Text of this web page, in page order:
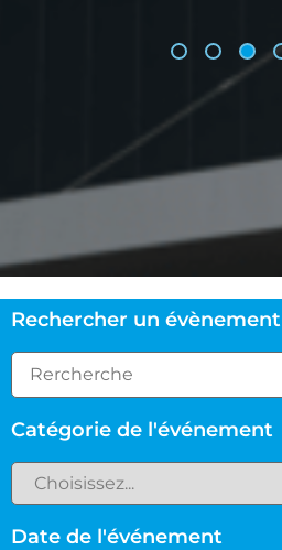
Rechercher un évènement
Catégorie de l'événement
Date de l'événement